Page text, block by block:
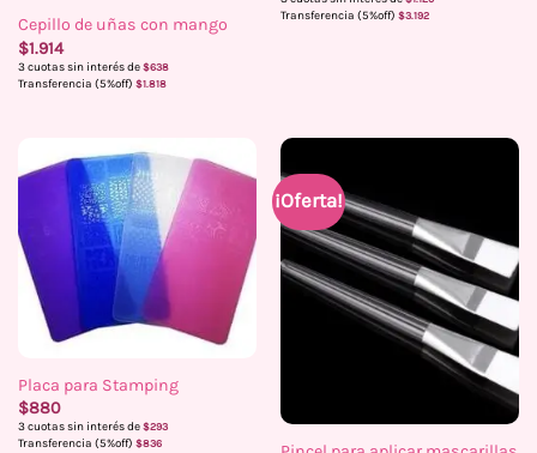
Cepillo de uñas con mango
$1.914
3 cuotas sin interés de $638
Transferencia (5%off) $1.818
Transferencia (5%off) $3.192
Placa para Stamping
$880
3 cuotas sin interés de $293
Transferencia (5%off) $836
¡Oferta!